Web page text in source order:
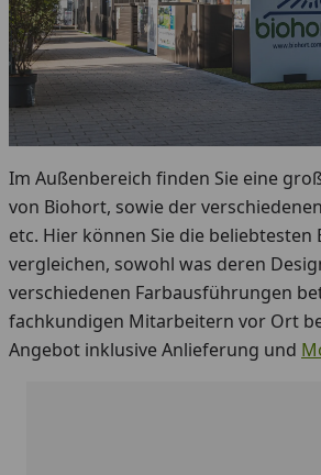
Im Außenbereich finden Sie eine
von Biohort, sowie der
etc. Hier können Sie die
vergleichen, sowohl was deren
verschiedenen Farbausführungen
fachkundigen Mitarbeitern vor Ort
Angebot inklusive Anlieferung und